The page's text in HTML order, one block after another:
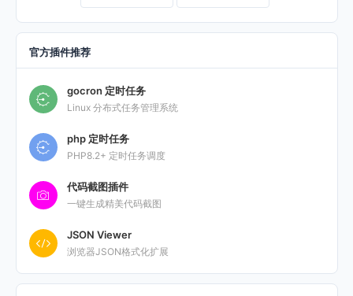
官方插件推荐
gocron 定时任务
Linux 分布式任务管理系统
php 定时任务
PHP8.2+ 定时任务调度
代码截图插件
一键生成精美代码截图
JSON Viewer
浏览器JSON格式化扩展